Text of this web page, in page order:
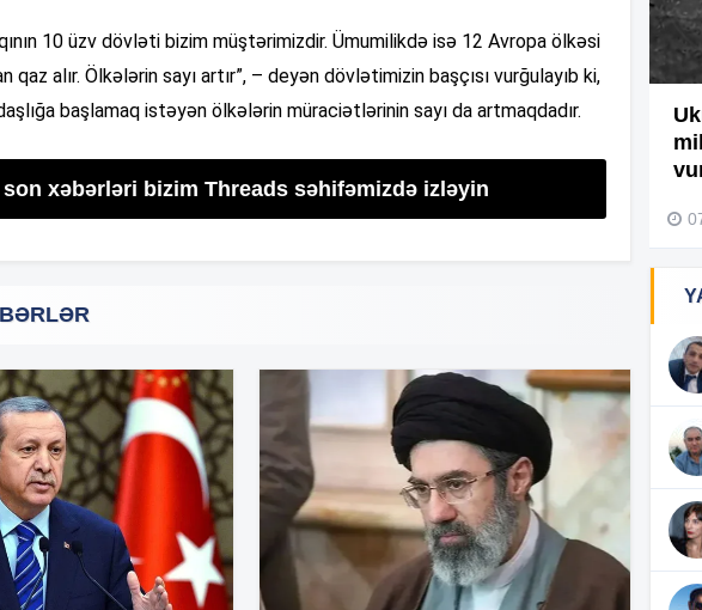
10 üzv dövləti bizim müştərimizdir. Ümumilikdə isə 12 Avropa ölkəsi
qaz alır. Ölkələrin sayı artır”, – deyən dövlətimizin başçısı vurğulayıb ki,
başlamaq istəyən ölkələrin müraciətlərinin sayı da artmaqdadır.
xəbərləri bizim Threads səhifəmizdə izləyin
Ağdamda yanğını bu şəxs
04 Avqust 2026, 09:45